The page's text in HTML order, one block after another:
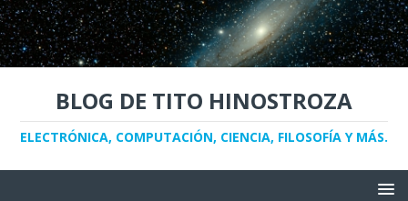
BLOG DE TITO HINOSTROZA
ELECTRÓNICA, COMPUTACIÓN, CIENCIA, FILOSOFÍA Y MÁS.